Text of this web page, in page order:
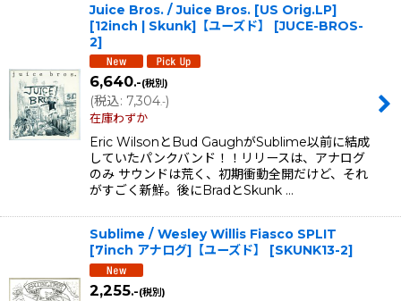
Juice Bros. / Juice Bros. [US Orig.LP]
[12inch | Skunk]【ユーズド】
[JUCE-BROS-
2]
6,640.-(税別)
(税込: 7,304.-)
在庫わずか
Eric WilsonとBud GaughがSublime以前に結成
していたパンクバンド！！リリースは、アナログ
のみ サウンドは荒く、初期衝動全開だけど、それ
がすごく新鮮。後にBradとSkunk …
Sublime / Wesley Willis Fiasco SPLIT
[7inch アナログ]【ユーズド】
[SKUNK13-2]
2,255.-(税別)